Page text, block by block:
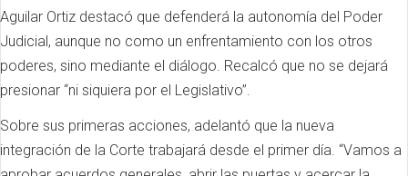
Aguilar Ortiz destacó que defenderá la autonomía del Poder
Judicial, aunque no como un enfrentamiento con los otros
poderes, sino mediante el diálogo. Recalcó que no se dejará
presionar “ni siquiera por el Legislativo”.
Sobre sus primeras acciones, adelantó que la nueva
integración de la Corte trabajará desde el primer día. “Vamos a